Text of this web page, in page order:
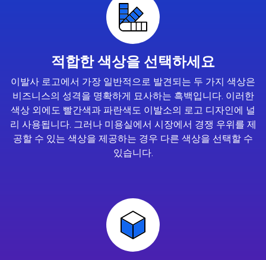
적합한 색상을 선택하세요
이발사 로고에서 가장 일반적으로 발견되는 두 가지 색상은
비즈니스의 성격을 명확하게 묘사하는 흑백입니다. 이러한
색상 외에도 빨간색과 파란색도 이발소의 로고 디자인에 널
리 사용됩니다. 그러나 미용실에서 시장에서 경쟁 우위를 제
공할 수 있는 색상을 제공하는 경우 다른 색상을 선택할 수
있습니다.